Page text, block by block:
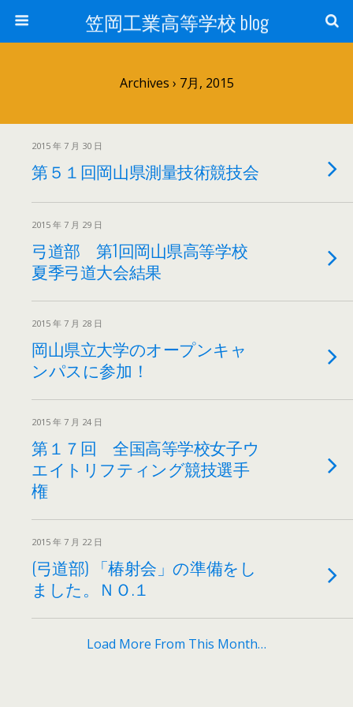
笠岡工業高等学校 blog
Archives › 7月, 2015
2015 年 7 月 30 日
第５１回岡山県測量技術競技会
2015 年 7 月 29 日
弓道部 第1回岡山県高等学校
夏季弓道大会結果
2015 年 7 月 28 日
岡山県立大学のオープンキャ
ンパスに参加！
2015 年 7 月 24 日
第１７回 全国高等学校女子ウ
エイトリフティング競技選手
権
2015 年 7 月 22 日
(弓道部) 「椿射会」の準備をし
ました。ＮＯ.１
Load More From This Month…